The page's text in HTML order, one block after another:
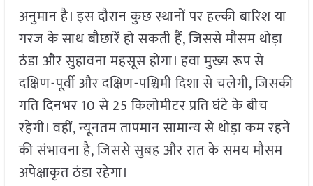
अनुमान है। इस दौरान कुछ स्थानों पर हल्की बारिश या
गरज के साथ बौछारें हो सकती हैं, जिससे मौसम थोड़ा
ठंडा और सुहावना महसूस होगा। हवा मुख्य रूप से
दक्षिण-पूर्वी और दक्षिण-पश्चिमी दिशा से चलेगी, जिसकी
गति दिनभर 10 से 25 किलोमीटर प्रति घंटे के बीच
रहेगी। वहीं, न्यूनतम तापमान सामान्य से थोड़ा कम रहने
की संभावना है, जिससे सुबह और रात के समय मौसम
अपेक्षाकृत ठंडा रहेगा।